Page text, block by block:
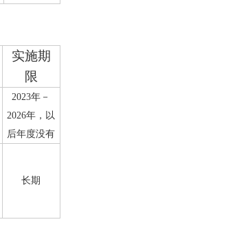
实施期
限
2023年－
2026年，以
后年度没有
长期